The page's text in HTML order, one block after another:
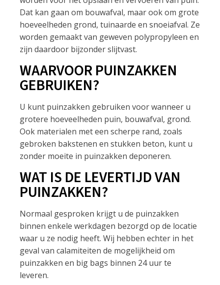
Dat kan gaan om bouwafval, maar ook om grote
hoeveelheden grond, tuinaarde en snoeiafval. Ze
worden gemaakt van geweven polypropyleen en
zijn daardoor bijzonder slijtvast.
WAARVOOR PUINZAKKEN
GEBRUIKEN?
U kunt puinzakken gebruiken voor wanneer u
grotere hoeveelheden puin, bouwafval, grond.
Ook materialen met een scherpe rand, zoals
gebroken bakstenen en stukken beton, kunt u
zonder moeite in puinzakken deponeren.
WAT IS DE LEVERTIJD VAN
PUINZAKKEN?
Normaal gesproken krijgt u de puinzakken
binnen enkele werkdagen bezorgd op de locatie
waar u ze nodig heeft. Wij hebben echter in het
geval van calamiteiten de mogelijkheid om
puinzakken en big bags binnen 24 uur te
leveren.